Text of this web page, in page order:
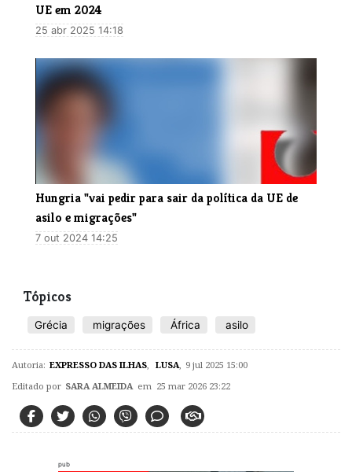
UE em 2024
25 abr 2025 14:18
Hungria "vai pedir para sair da política da UE de
asilo e migrações"
7 out 2024 14:25
Tópicos
Grécia migrações África asilo
Autoria: EXPRESSO DAS ILHAS LUSA 9 jul 2025 15:00
Editado por SARA ALMEIDA em 25 mar 2026 23:22
pub